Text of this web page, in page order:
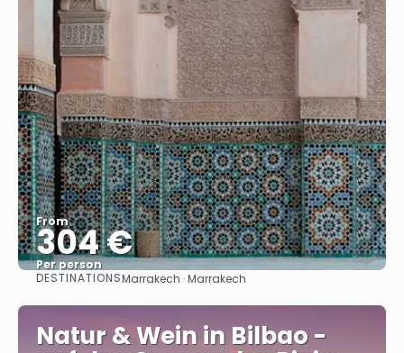
From
304 €
Per person
See
DESTINATIONSMarrakech · Marrakech
Natur & Wein in Bilbao -